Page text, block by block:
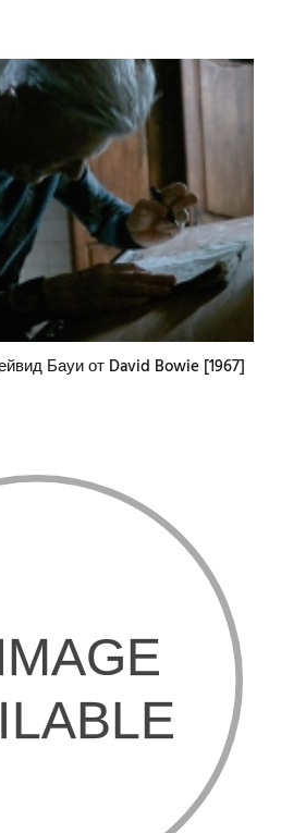
Бауи от David Bowie [1967]